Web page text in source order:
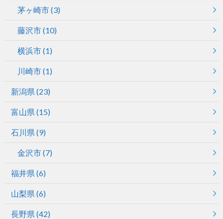
茅ヶ崎市(3)
藤沢市(10)
横浜市(1)
川崎市(1)
新潟県 (23)
富山県 (15)
石川県 (9)
金沢市(7)
福井県 (6)
山梨県 (6)
長野県 (42)